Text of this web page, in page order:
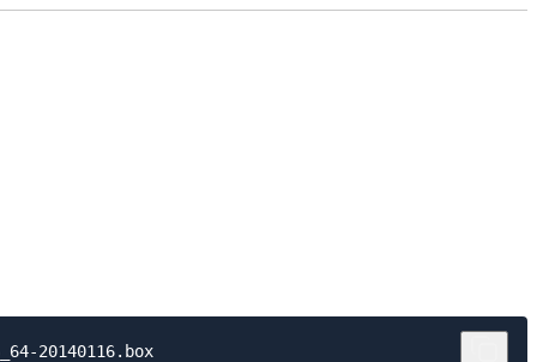
20140116.box